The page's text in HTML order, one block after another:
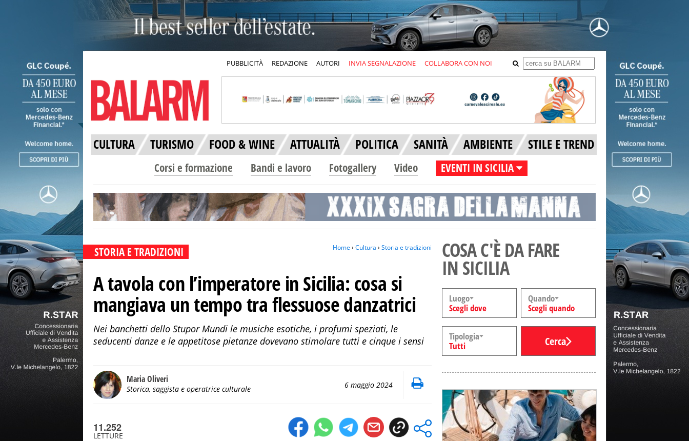
PUBBLICITÀ REDAZIONE AUTORI INVIA SEGNALAZIONE COLLABORA CON NOI
CULTURA TURISMO FOOD & WINE ATTUALITÀ POLITICA SANITÀ AMBIENTE STILE E TREND
Corsi e formazione Bandi e lavoro Fotogallery Video EVENTI IN SICILIA
STORIA E TRADIZIONI Home› Cultura › Storia e tradizioni
A tavola con l’imperatore in Sicilia: cosa si
mangiava un tempo tra flessuose danzatrici
Nei banchetti dello Stupor Mundi le musiche esotiche, i profumi speziati, le
seducenti danze e le appetitose pietanze dovevano stimolare tutti e cinque i sensi
Maria Oliveri
Storica, saggista e operatrice culturale 6 maggio 2024
11.252
LETTURE
COSA C'È DA FARE
IN SICILIA
Luogo
Scegli dove
Quando
Scegli quando
Tipologia
Tutti
Cerca